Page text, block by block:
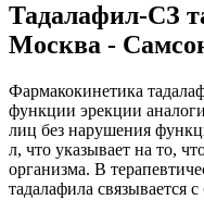
Тадалафил-СЗ
Москва -
Фармакокинетика
функции эрекции
лиц без нарушения
л, что указывает на то,
организма. В
тадалафила связывается